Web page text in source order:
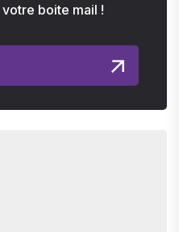
boite mail !